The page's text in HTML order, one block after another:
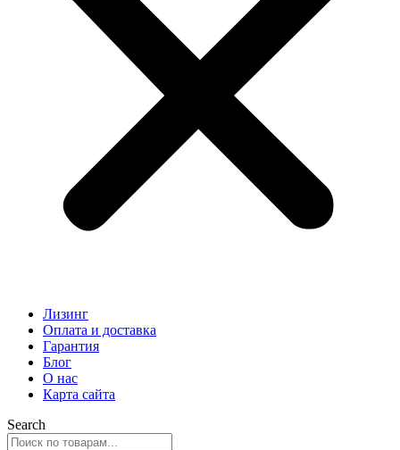
Лизинг
Оплата и доставка
Гарантия
Блог
О нас
Карта сайта
Search